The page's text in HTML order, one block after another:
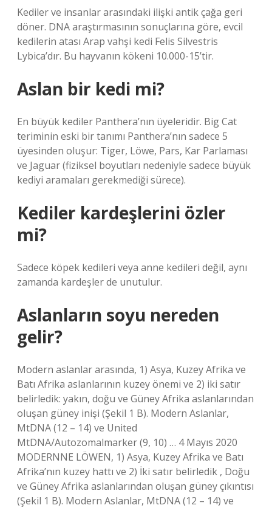
Kediler ve insanlar arasındaki ilişki antik çağa geri
döner. DNA araştırmasının sonuçlarına göre, evcil
kedilerin atası Arap vahşi kedi Felis Silvestris
Lybica’dır. Bu hayvanın kökeni 10.000-15’tir.
Aslan bir kedi mi?
En büyük kediler Panthera’nın üyeleridir. Big Cat
teriminin eski bir tanımı Panthera’nın sadece 5
üyesinden oluşur: Tiger, Löwe, Pars, Kar Parlaması
ve Jaguar (fiziksel boyutları nedeniyle sadece büyük
kediyi aramaları gerekmediği sürece).
Kediler kardeşlerini özler
mi?
Sadece köpek kedileri veya anne kedileri değil, aynı
zamanda kardeşler de unutulur.
Aslanların soyu nereden
gelir?
Modern aslanlar arasında, 1) Asya, Kuzey Afrika ve
Batı Afrika aslanlarının kuzey önemi ve 2) iki satır
belirledik: yakın, doğu ve Güney Afrika aslanlarından
oluşan güney inişi (Şekil 1 B). Modern Aslanlar,
MtDNA (12 – 14) ve United
MtDNA/Autozomalmarker (9, 10) … 4 Mayıs 2020
MODERNNE LÖWEN, 1) Asya, Kuzey Afrika ve Batı
Afrika’nın kuzey hattı ve 2) İki satır belirledik , Doğu
ve Güney Afrika aslanlarından oluşan güney çıkıntısı
(Şekil 1 B). Modern Aslanlar, MtDNA (12 – 14) ve